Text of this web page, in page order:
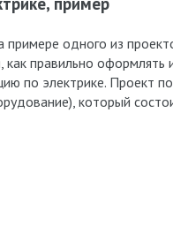
примере одного из
как правильно оформлять
по электрике. Проект
который